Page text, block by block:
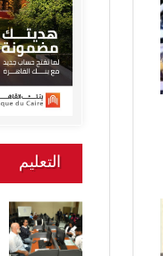
التعليم